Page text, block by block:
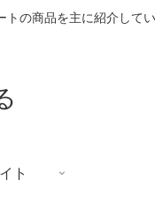
の商品を主に紹介して
ト